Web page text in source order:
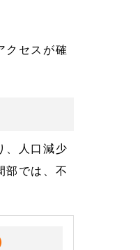
クセスが確
、人口減少
部では、不